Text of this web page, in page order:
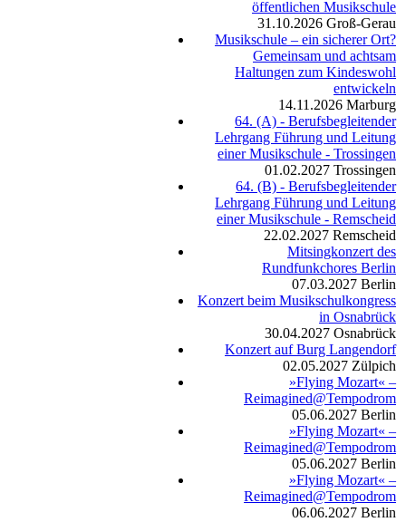
öffentlichen Musikschule
31.10.2026 Groß-Gerau
Musikschule – ein sicherer Ort?
Gemeinsam und achtsam
Haltungen zum Kindeswohl
entwickeln
14.11.2026 Marburg
64. (A) - Berufsbegleitender
Lehrgang Führung und Leitung
einer Musikschule - Trossingen
01.02.2027 Trossingen
64. (B) - Berufsbegleitender
Lehrgang Führung und Leitung
einer Musikschule - Remscheid
22.02.2027 Remscheid
Mitsingkonzert des
Rundfunkchores Berlin
07.03.2027 Berlin
Konzert beim Musikschulkongress
in Osnabrück
30.04.2027 Osnabrück
Konzert auf Burg Langendorf
02.05.2027 Zülpich
»Flying Mozart« –
Reimagined@Tempodrom
05.06.2027 Berlin
»Flying Mozart« –
Reimagined@Tempodrom
05.06.2027 Berlin
»Flying Mozart« –
Reimagined@Tempodrom
06.06.2027 Berlin